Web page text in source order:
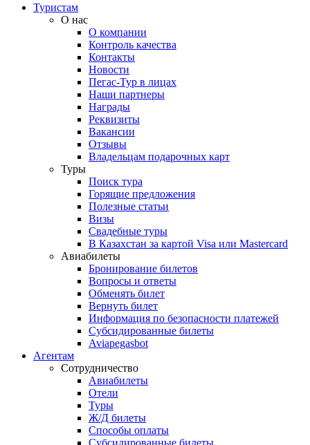
Туристам
О нас
О компании
Контроль качества
Контакты
Новости
Пегас-Тур в лицах
Наши партнеры
Награды
Реквизиты
Вакансии
Отзывы
Владельцам подарочных карт
Туры
Поиск тура
Горящие предложения
Полезные статьи
Визы
Свадебные туры
В Казахстан за картой Visa или Masterсard
Авиабилеты
Бронирование билетов
Вопросы и ответы
Обменять билет
Вернуть билет
Информация по безопасности платежей
Субсидированные билеты
Aviapegasbot
Агентам
Сотрудничество
Авиабилеты
Отели
Туры
Ж/Д билеты
Способы оплаты
Субсидированные билеты